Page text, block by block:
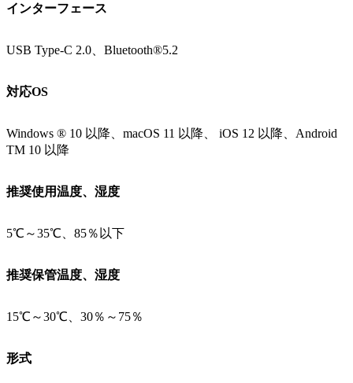
インターフェース
USB Type-C 2.0、Bluetooth®5.2
対応OS
Windows ® 10 以降、macOS 11 以降、 iOS 12 以降、Android
TM 10 以降
推奨使用温度、湿度
5℃～35℃、85％以下
推奨保管温度、湿度
15℃～30℃、30％～75％
形式